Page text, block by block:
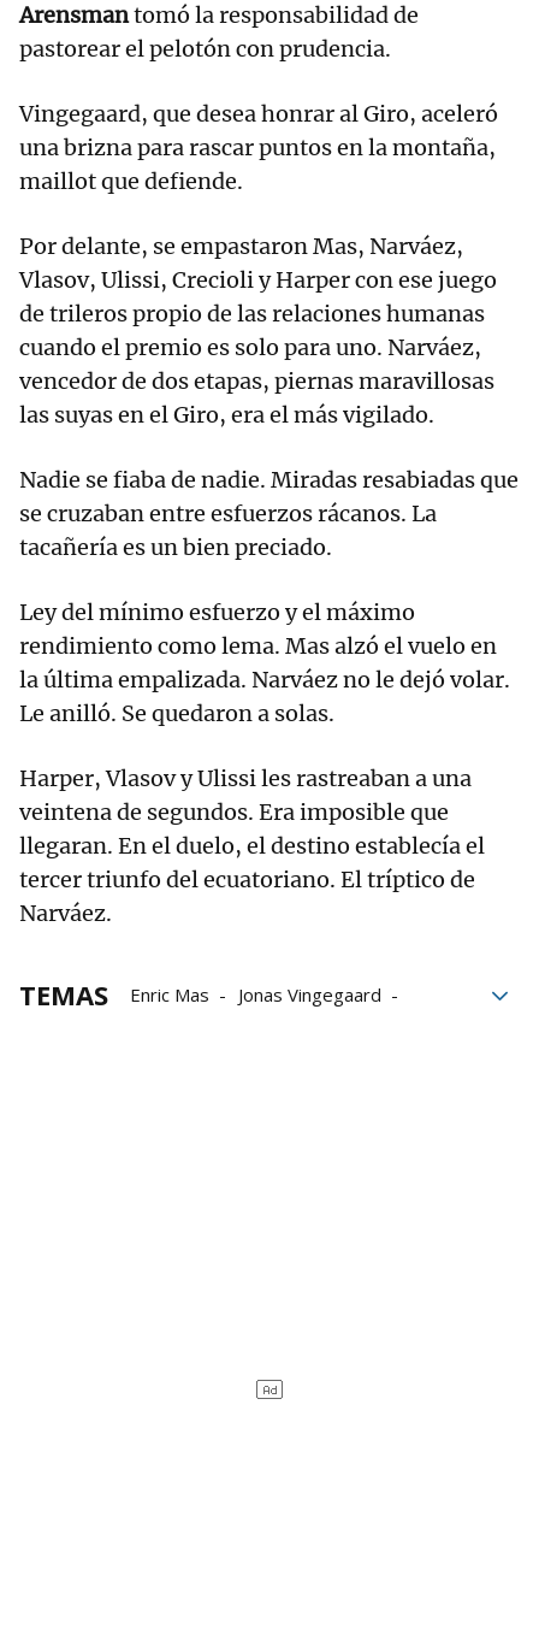
Arensmantomó la responsabilidad de
pastorear el pelotón con prudencia.
Vingegaard, que desea honrar al Giro, aceleró
una brizna para rascar puntos en la montaña,
maillot que defiende.
Por delante, se empastaron Mas, Narváez,
Vlasov, Ulissi, Crecioli y Harper con ese juego
de trileros propio de las relaciones humanas
cuando el premio es solo para uno. Narváez,
vencedor de dos etapas, piernas maravillosas
las suyas en el Giro, era el más vigilado.
Nadie se fiaba de nadie. Miradas resabiadas que
se cruzaban entre esfuerzos rácanos. La
tacañería es un bien preciado.
Ley del mínimo esfuerzo y el máximo
rendimiento como lema. Mas alzó el vuelo en
la última empalizada. Narváez no le dejó volar.
Le anilló. Se quedaron a solas.
Harper, Vlasov y Ulissi les rastreaban a una
veintena de segundos. Era imposible que
llegaran. En el duelo, el destino establecía el
tercer triunfo del ecuatoriano. El tríptico de
Narváez.
TEMAS Enric Mas
Jonas Vingegaard